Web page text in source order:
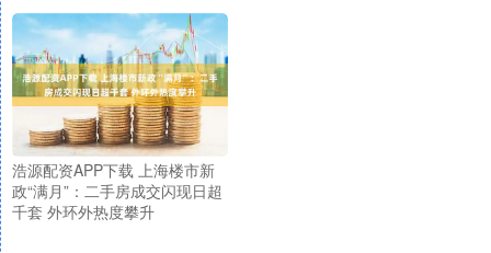
浩源配资APP下载 上海楼市新
政“满月”：二手房成交闪现日超
千套 外环外热度攀升